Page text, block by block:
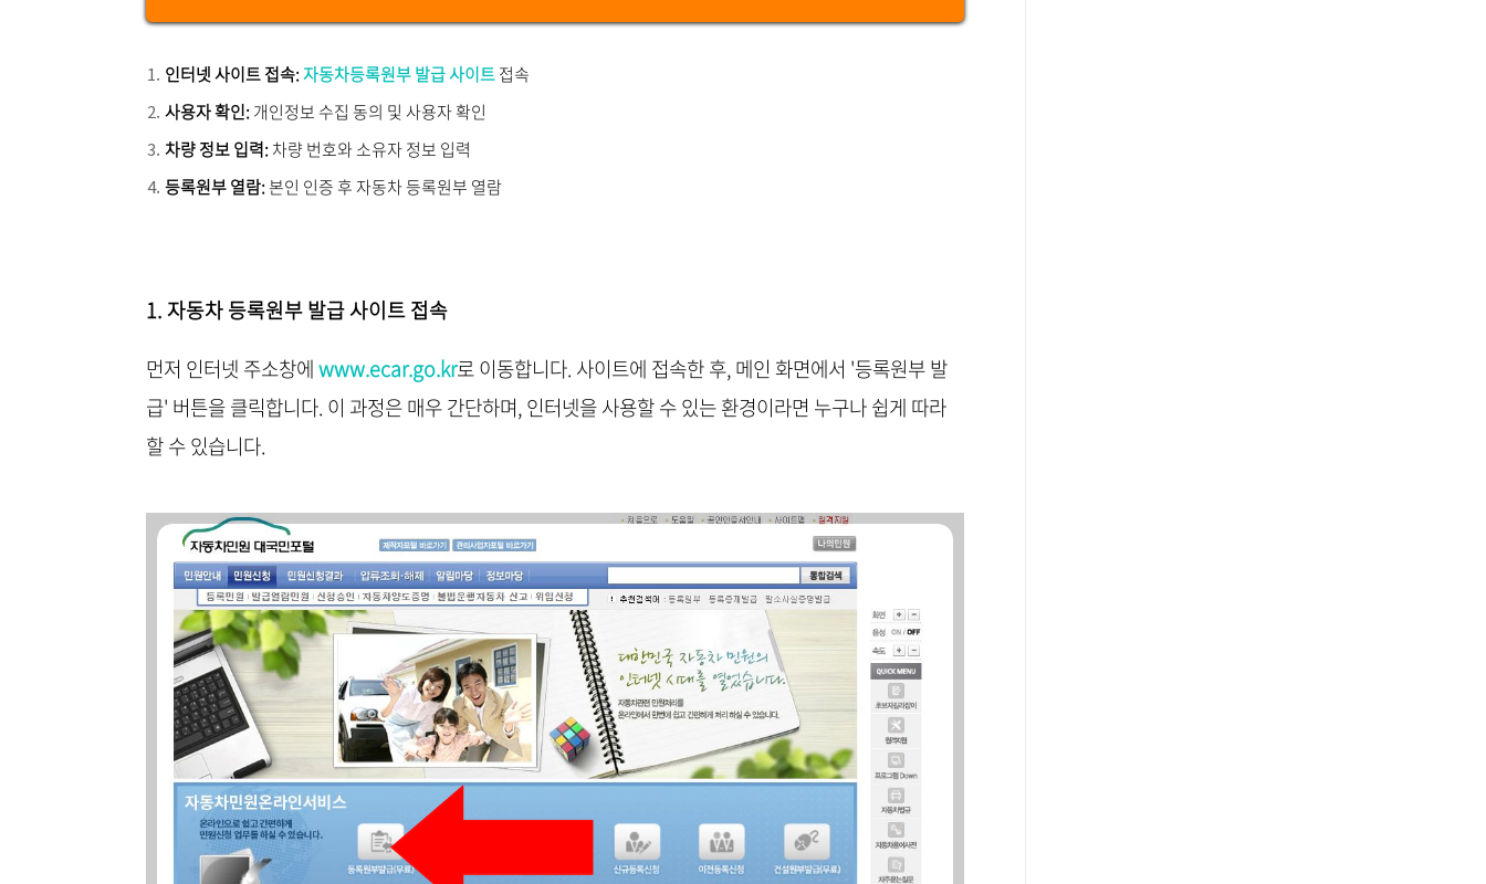
인터넷 사이트 접속:자동차등록원부 발급 사이트접속
사용자 확인:개인정보 수집 동의 및 사용자 확인
차량 정보 입력:차량 번호와 소유자 정보 입력
등록원부 열람:본인 인증 후 자동차 등록원부 열람
1. 자동차 등록원부 발급 사이트 접속
먼저 인터넷 주소창에www.ecar.go.kr로 이동합니다. 사이트에 접속한 후, 메인 화면에서 '등록원부 발
급' 버튼을 클릭합니다. 이 과정은 매우 간단하며, 인터넷을 사용할 수 있는 환경이라면 누구나 쉽게 따라
할 수 있습니다.